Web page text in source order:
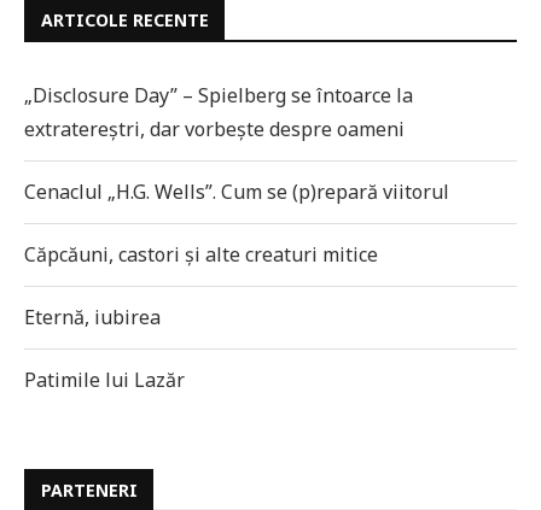
ARTICOLE RECENTE
„Disclosure Day” – Spielberg se întoarce la
extratereștri, dar vorbește despre oameni
Cenaclul „H.G. Wells”. Cum se (p)repară viitorul
Căpcăuni, castori și alte creaturi mitice
Eternă, iubirea
Patimile lui Lazăr
PARTENERI